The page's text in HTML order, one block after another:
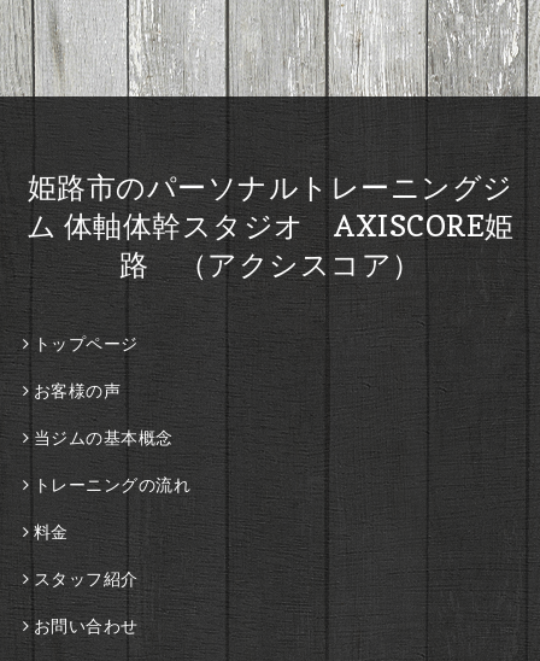
姫路市のパーソナルトレーニングジ
ム 体軸体幹スタジオ AXISCORE姫
路 （アクシスコア）
トップページ
お客様の声
当ジムの基本概念
トレーニングの流れ
料金
スタッフ紹介
お問い合わせ